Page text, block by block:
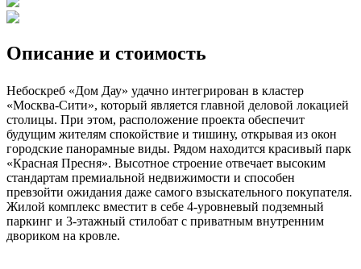
Описание и стоимость
Небоскреб «Дом Дау» удачно интегрирован в кластер
«Москва-Сити», который является главной деловой локацией
столицы. При этом, расположение проекта обеспечит
будущим жителям спокойствие и тишину, открывая из окон
городские панорамные виды. Рядом находится красивый парк
«Красная Пресня». Высотное строение отвечает высоким
стандартам премиальной недвижимости и способен
превзойти ожидания даже самого взыскательного покупателя.
Жилой комплекс вместит в себе 4-уровневый подземный
паркинг и 3-этажный стилобат с приватным внутренним
двориком на кровле.